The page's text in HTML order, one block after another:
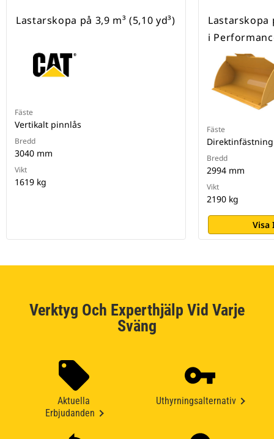
Lastarskopa på 3,9 m³ (5,10 yd³)
Fäste
Vertikalt pinnlås
Bredd
3040 mm
Vikt
1619 kg
Lastarskopa
i
Fäste
Direktinfästning
Bredd
2994 mm
Vikt
2190 kg
Visa
Verktyg Och Experthjälp Vid Varje
Sväng
Aktuella
Erbjudanden
Uthyrningsalternativ